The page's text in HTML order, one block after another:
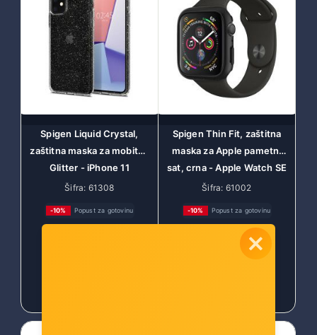
Spigen Liquid Crystal,
zaštitna maska za mobitel,
Glitter - iPhone 11
(076CS27181)
Šifra: 61308
-10% Popust za gotovinu
Spigen Thin Fit, zaštitna
maska za Apple pametni
sat, crna - Apple Watch SE
2022/6/SE/5/4 (44mm)
Šifra: 61002
-10% Popust za gotovinu